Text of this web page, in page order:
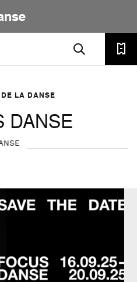
LA DANSE
DANSE